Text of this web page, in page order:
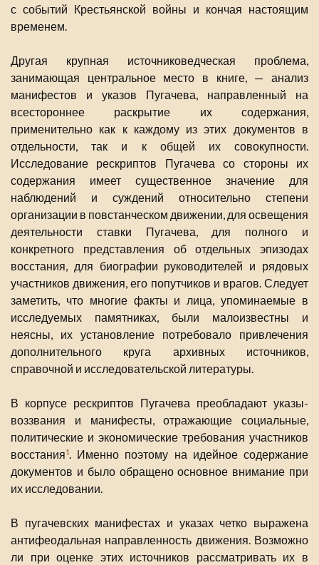
с событий Крестьянской войны и кончая настоящим
временем.
Другая крупная источниковедческая проблема,
занимающая центральное место в книге, — анализ
манифестов и указов Пугачева, направленный на
всестороннее раскрытие их содержания,
применительно как к каждому из этих документов в
отдельности, так и к общей их совокупности.
Исследование рескриптов Пугачева со стороны их
содержания имеет существенное значение для
наблюдений и суждений относительно степени
организации в повстанческом движении, для освещения
деятельности ставки Пугачева, для полного и
конкретного представления об отдельных эпизодах
восстания, для биографии руководителей и рядовых
участников движения, его попутчиков и врагов. Следует
заметить, что многие факты и лица, упоминаемые в
исследуемых памятниках, были малоизвестны и
неясны, их установление потребовало привлечения
дополнительного круга архивных источников,
справочной и исследовательской литературы.
В корпусе рескриптов Пугачева преобладают указы-
воззвания и манифесты, отражающие социальные,
политические и экономические требования участников
восстания1. Именно поэтому на идейное содержание
документов и было обращено основное внимание при
их исследовании.
В пугачевских манифестах и указах четко выражена
антифеодальная направленность движения. Возможно
ли при оценке этих источников рассматривать их в